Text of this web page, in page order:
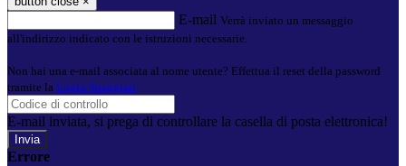
E-mail Verrà inviato un messaggio
all'indirizzo indicato con le istruzioni necessarie.
Non hai una e-mail associata al nome utente? Effettua il reset della password
tramite la Login Spaggiari
E-mail inviata, si prega di controllare la casella di posta elettronica!
Errore